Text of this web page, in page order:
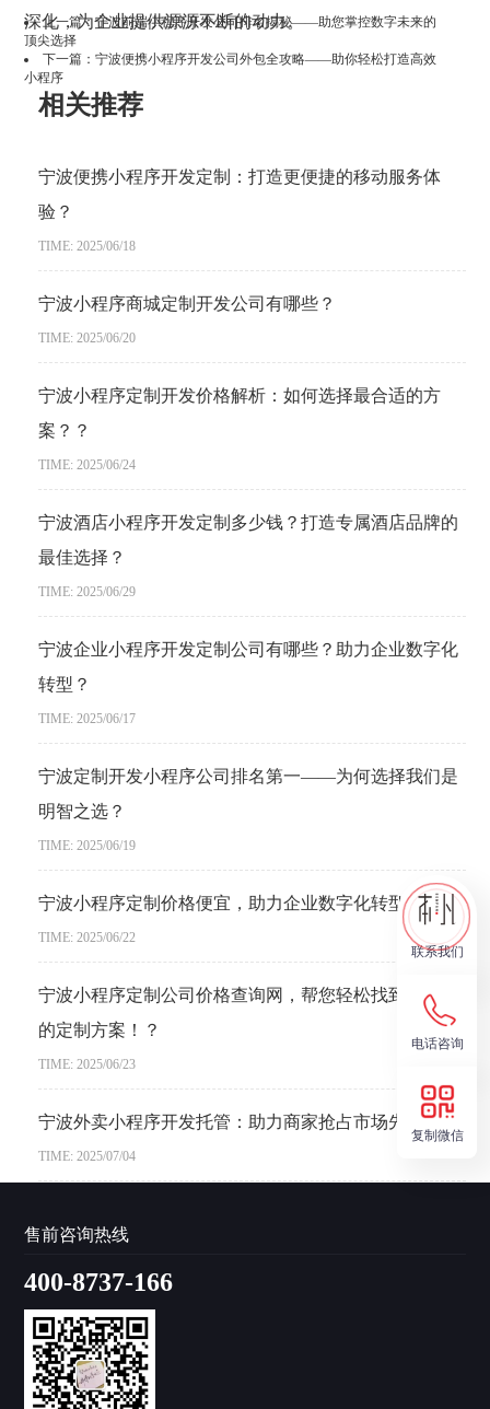
联系我们
电话咨询
复制微信
深化，为企业提供源源不断的动力。
上一篇：宁波前端小程序开发公司排名揭秘——助您掌控数字未来的
顶尖选择
下一篇：宁波便携小程序开发公司外包全攻略——助你轻松打造高效
小程序
相关推荐
宁波便携小程序开发定制：打造更便捷的移动服务体
验？
TIME: 2025/06/18
宁波小程序商城定制开发公司有哪些？
TIME: 2025/06/20
宁波小程序定制开发价格解析：如何选择最合适的方
案？？
TIME: 2025/06/24
宁波酒店小程序开发定制多少钱？打造专属酒店品牌的
最佳选择？
TIME: 2025/06/29
宁波企业小程序开发定制公司有哪些？助力企业数字化
转型？
TIME: 2025/06/17
宁波定制开发小程序公司排名第一——为何选择我们是
明智之选？
TIME: 2025/06/19
宁波小程序定制价格便宜，助力企业数字化转型？
TIME: 2025/06/22
宁波小程序定制公司价格查询网，帮您轻松找到最适合
的定制方案！？
TIME: 2025/06/23
宁波外卖小程序开发托管：助力商家抢占市场先机？
TIME: 2025/07/04
售前咨询热线
400-8737-166